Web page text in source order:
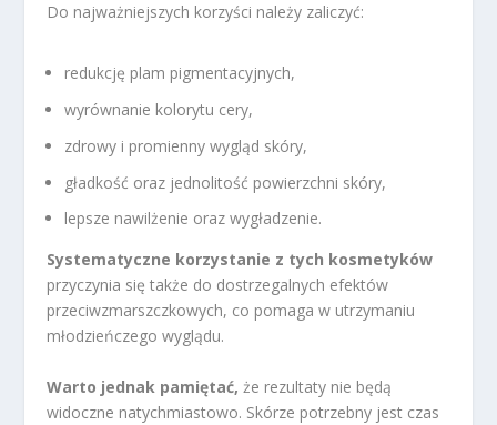
Do najważniejszych korzyści należy zaliczyć:
redukcję plam pigmentacyjnych,
wyrównanie kolorytu cery,
zdrowy i promienny wygląd skóry,
gładkość oraz jednolitość powierzchni skóry,
lepsze nawilżenie oraz wygładzenie.
Systematyczne korzystanie z tych kosmetyków
przyczynia się także do dostrzegalnych efektów
przeciwzmarszczkowych, co pomaga w utrzymaniu
młodzieńczego wyglądu.
Warto jednak pamiętać, że rezultaty nie będą
widoczne natychmiastowo. Skórze potrzebny jest czas